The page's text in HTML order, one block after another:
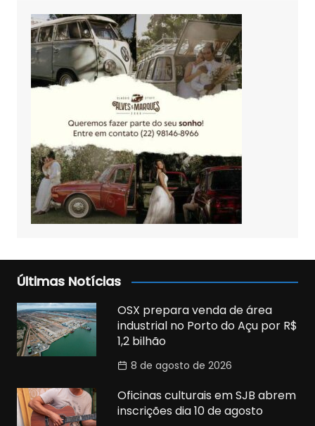
Últimas Notícias
OSX prepara venda de área
industrial no Porto do Açu por R$
1,2 bilhão
8 de agosto de 2026
Oficinas culturais em SJB abrem
inscrições dia 10 de agosto